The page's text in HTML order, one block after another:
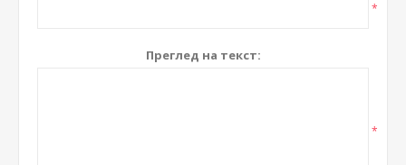
*
Преглед на текст:
*